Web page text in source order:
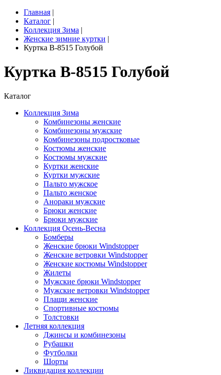
Главная |
Каталог |
Коллекция Зима |
Женские зимние куртки |
Куртка B-8515 Голубой
Куртка B-8515 Голубой
Каталог
Коллекция Зима
Комбинезоны женские
Комбинезоны мужские
Комбинезоны подростковые
Костюмы женские
Костюмы мужские
Куртки женские
Куртки мужские
Пальто мужское
Пальто женское
Анораки мужские
Брюки женские
Брюки мужские
Коллекция Осень-Весна
Бомберы
Женские брюки Windstopper
Женские ветровки Windstopper
Женские костюмы Windstopper
Жилеты
Мужские брюки Windstopper
Мужские ветровки Windstopper
Плащи женские
Спортивные костюмы
Толстовки
Летняя коллекция
Джинсы и комбинезоны
Рубашки
Футболки
Шорты
Ликвидация коллекции